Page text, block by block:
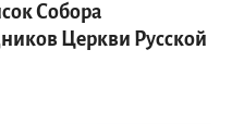
Собора
Церкви Русской